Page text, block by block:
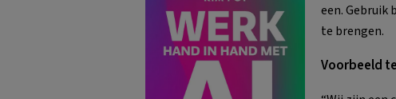
een. Gebruik
te brengen.
Voorbeeld